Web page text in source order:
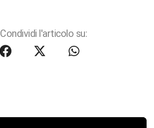
Condividi l'articolo su: